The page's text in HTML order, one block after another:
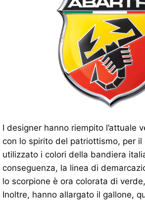
I designer hanno riempito l’attuale
con lo spirito del patriottismo, per il
utilizzato i colori della bandiera
conseguenza, la linea di
lo scorpione è ora colorata di
Inoltre, hanno allargato il gallone,